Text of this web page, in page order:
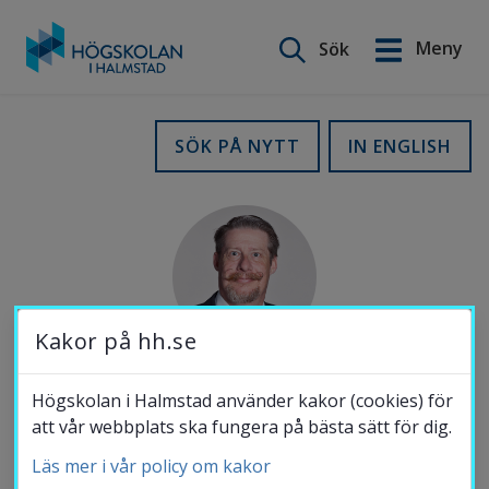
Sök
Meny
IN ENGLISH
SÖK PÅ NYTT
TELEFON
035-16 7213
English
Utbildning
Forskning
Samverkan
Om Högskolan
Kakor på hh.se
Högskolan i Halmstad använder kakor (cookies) för
att vår webbplats ska fungera på bästa sätt för dig.
Läs mer i vår policy om kakor